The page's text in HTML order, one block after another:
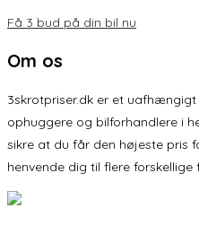
Få 3 bud på din bil nu
Om os
3skrotpriser.dk er et
ophuggere og bilforhandlere i
sikre at du får den højeste pris
henvende dig til flere forskellige